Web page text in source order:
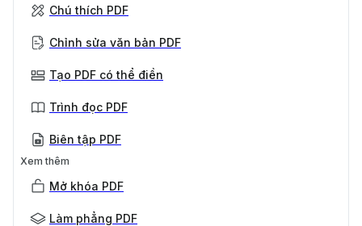
Chú thích PDF
Chỉnh sửa văn bản PDF
Tạo PDF có thể điền
Trình đọc PDF
Biên tập PDF
Xem thêm
Mở khóa PDF
Làm phẳng PDF